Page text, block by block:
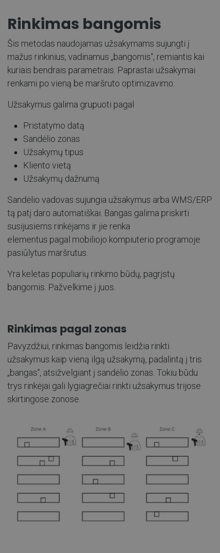
Rinkimas bangomis
Šis metodas naudojamas užsakymams sujungti į
mažus rinkinius, vadinamus „bangomis“, remiantis kai
kuriais bendrais parametrais. Paprastai užsakymai
renkami po vieną be maršruto optimizavimo.
Užsakymus galima grupuoti pagal
Pristatymo datą
Sandėlio zonas
Užsakymų tipus
Kliento vietą
Užsakymų dažnumą
Sandėlio vadovas sujungia užsakymus arba WMS/ERP
tą patį daro automatiškai. Bangas galima priskirti
susijusiems rinkėjams ir jie renka
elementus pagal mobiliojo kompiuterio programoje
pasiūlytus maršrutus.
Yra keletas populiarių rinkimo būdų, pagrįstų
bangomis. Pažvelkime į juos.
Rinkimas pagal zonas
Pavyzdžiui, rinkimas bangomis leidžia rinkti
užsakymus kaip vieną ilgą užsakymą, padalintą į tris
„bangas“, atsižvelgiant į sandėlio zonas. Tokiu būdu
trys rinkėjai gali lygiagrečiai rinkti užsakymus trijose
skirtingose zonose.